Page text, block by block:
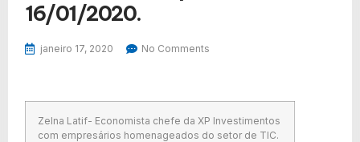
16/01/2020.
janeiro 17, 2020 No Comments
Zelna Latif- Economista chefe da XP Investimentos
com empresários homenageados do setor de TIC.